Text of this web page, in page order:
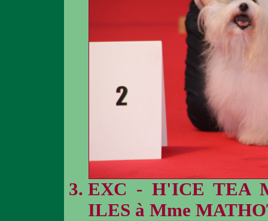
EXC - H'ICE TEA
ILES à Mme